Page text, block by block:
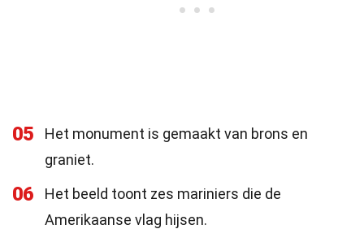
05
Het monument is gemaakt van brons en
graniet.
06
Het beeld toont zes mariniers die de
Amerikaanse vlag hijsen.